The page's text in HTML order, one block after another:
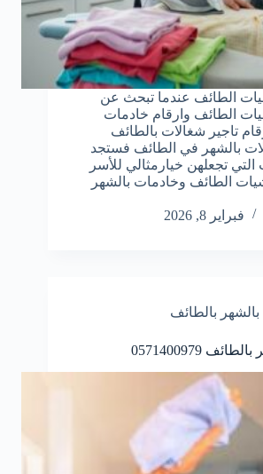
الطائف عندما تبحث عن
الطائف وارقام خادمات
تاجير شغالات بالطائف
بالشهر في الطائف فستجد
التي تجعلهن خيارمثالي للأسر
الطائف وخادمات بالشهر
فبراير 8, 2026
بالطائف
0571400979